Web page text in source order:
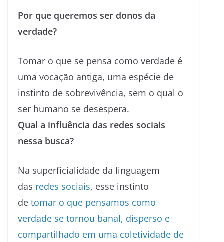
Por que queremos ser donos da
verdade?
Tomar o que se pensa como verdade é
uma vocação antiga, uma espécie de
instinto de sobrevivência, sem o qual o
ser humano se desespera.
Qual a influência das redes sociais
nessa busca?
Na superficialidade da linguagem
das redes sociais, esse instinto
de tomar o que pensamos como
verdade se tornou banal, disperso e
compartilhado em uma coletividade de